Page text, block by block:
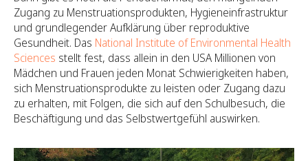
Zugang zu Menstruationsprodukten, Hygieneinfrastruktur
und grundlegender Aufklärung über reproduktive
Gesundheit. Das National Institute of Environmental Health
Sciences stellt fest, dass allein in den USA Millionen von
Mädchen und Frauen jeden Monat Schwierigkeiten haben,
sich Menstruationsprodukte zu leisten oder Zugang dazu
zu erhalten, mit Folgen, die sich auf den Schulbesuch, die
Beschäftigung und das Selbstwertgefühl auswirken.